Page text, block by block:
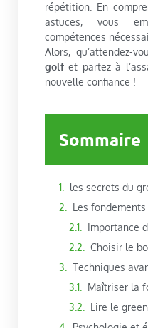
répétition. En
astuces, vous
compétences
Alors, qu’attendez-
golfet partez à
nouvelle confiance !
Sommaire
Les
Importance
Choisir le
Maîtriser la
Lire le